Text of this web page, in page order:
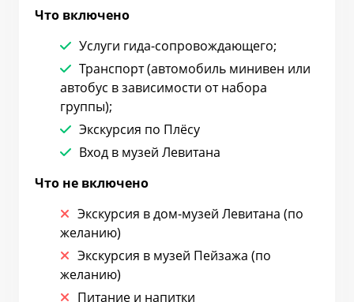
Что включено
Услуги гида-сопровождающего;
Транспорт (автомобиль минивен или
автобус в зависимости от набора
группы);
Экскурсия по Плёсу
Вход в музей Левитана
Что не включено
Экскурсия в дом-музей Левитана (по
желанию)
Экскурсия в музей Пейзажа (по
желанию)
Питание и напитки